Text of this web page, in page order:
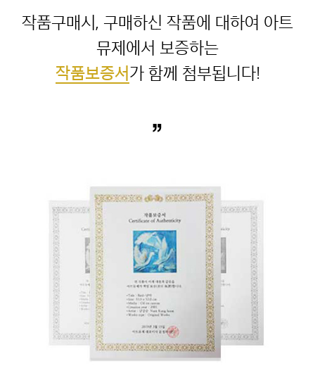
작품구매시, 구매하신 작품에 대하여 아트
작품보증서
”